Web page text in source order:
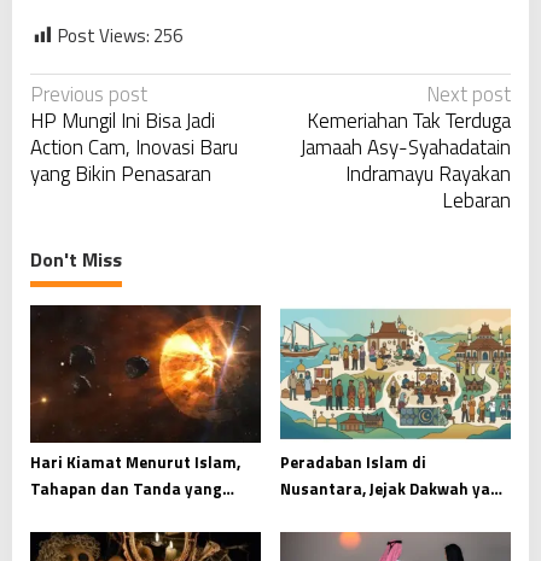
Post Views: 256
P
o
s
t
a
v
a
t
i
o
n
Previous post
HP Mungil Ini Bisa Jadi
Action Cam, Inovasi Baru
yang Bikin Penasaran
Next post
Kemeriahan Tak Terduga
Jamaah Asy-Syahadatain
Indramayu Rayakan
Lebaran
Don't Miss
Hari Kiamat Menurut Islam,
Tahapan dan Tanda yang
Peradaban Islam di
Nusantara, Jejak Dakwah yang